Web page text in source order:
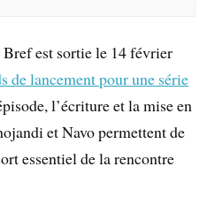
est sortie le 14 février
de lancement pour une série
l’écriture et la mise en
et Navo permettent de
essentiel de la rencontre